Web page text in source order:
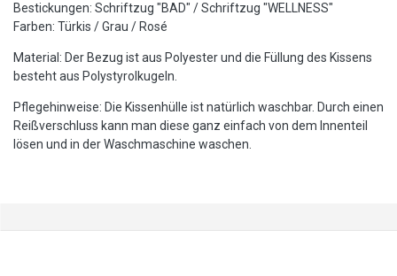
Bestickungen: Schriftzug "BAD" / Schriftzug "WELLNESS"
Farben: Türkis / Grau / Rosé
Material: Der Bezug ist aus Polyester und die Füllung des Kissens
besteht aus Polystyrolkugeln.
Pflegehinweise: Die Kissenhülle ist natürlich waschbar. Durch einen
Reißverschluss kann man diese ganz einfach von dem Innenteil
lösen und in der Waschmaschine waschen.